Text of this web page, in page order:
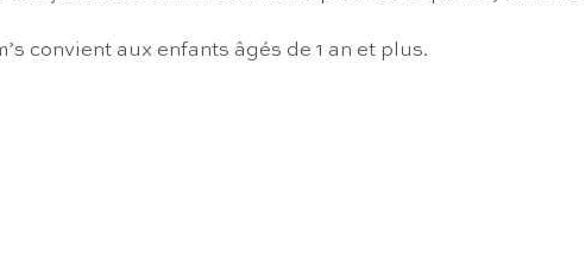
convient aux enfants âgés de 1 an et plus.